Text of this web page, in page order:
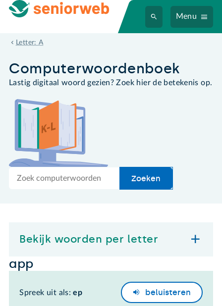
Menu
Letter: A
app
Computer­woordenboek
Lastig digitaal woord gezien? Zoek hier de betekenis op.
Zoek
Zoeken
Bekijk woorden per letter
app
Spreek uit als:ep beluisteren